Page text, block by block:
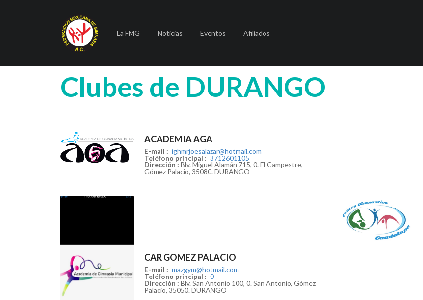
La FMG Noticias Eventos Afiliados
Clubes de DURANGO
ACADEMIA AGA
E-mail : ighmrjoesalazar@hotmail.com
Teléfono principal : 8712601105
Dirección : Blv. Miguel Alamán 715, 0. El Campestre,
Gómez Palacio, 35080. DURANGO
CAR GOMEZ PALACIO
E-mail : mazgym@hotmail.com
Teléfono principal : 0
Dirección : Blv. San Antonio 100, 0. San Antonio, Gómez
Palacio, 35050. DURANGO